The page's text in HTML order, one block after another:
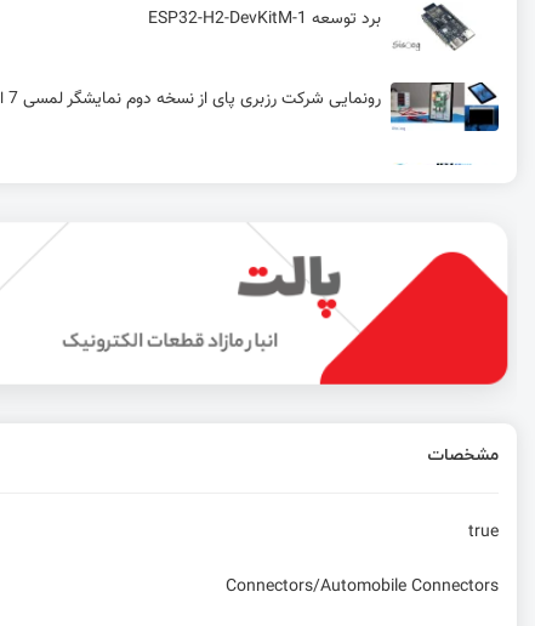
برد توسعه ESP32-H2-DevKitM-1
رونمایی شرکت رزبری پای از نسخه دوم نمایشگر لمسی 7 اینچی
Wi-Fi 8 (802.11bn): تمرکز بر قابلیت اطمینان و کارایی و حفظ عملکرد Wi-Fi 7
آشنایی با متغیرهای محلی و رویه‌ها در زبان C
مشخصات
true
Connectors/Automobile Connectors